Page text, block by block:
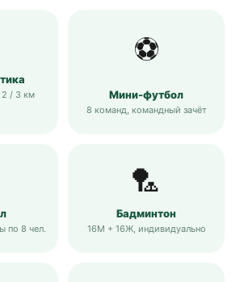
2 / 3 км
⚽
Мини-футбол
8 команд, командный зачёт
по 8 чел.
🏸
Бадминтон
16М + 16Ж, индивидуально